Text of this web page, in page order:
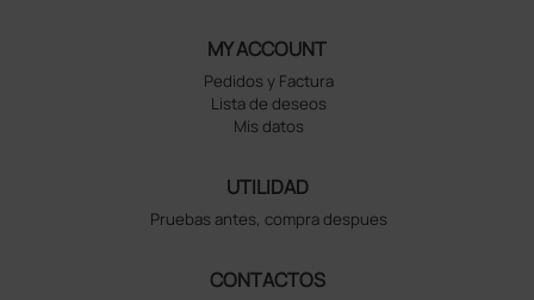
MY ACCOUNT
Pedidos y Factura
Lista de deseos
Mis datos
UTILIDAD
Pruebas antes, compra despues
CONTACTOS